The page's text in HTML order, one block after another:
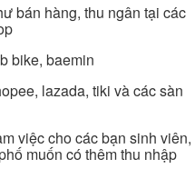
bán hàng, thu ngân tại các
bike, baemin
lazada, tiki và các sàn
việc cho các bạn sinh viên,
muốn có thêm thu nhập